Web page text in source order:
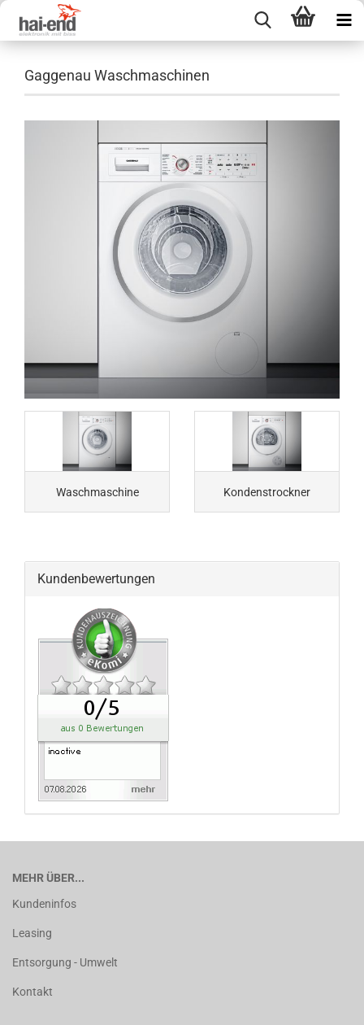
Gaggenau Waschmaschinen
Waschmaschine Kondenstrockner
Kundenbewertungen
MEHR ÜBER...
Kundeninfos
Leasing
Entsorgung - Umwelt
Kontakt